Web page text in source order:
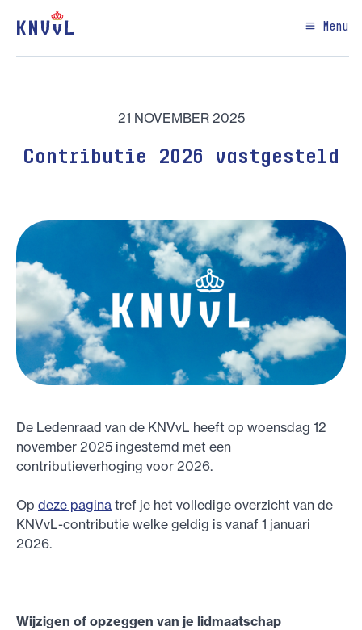
Menu
21 NOVEMBER 2025
Contributie 2026 vastgesteld
De Ledenraad van de KNVvL heeft op woensdag 12
november 2025 ingestemd met een
contributieverhoging voor 2026.
Op deze pagina tref je het volledige overzicht van de
KNVvL-contributie welke geldig is vanaf 1 januari
2026.
Wijzigen of opzeggen van je lidmaatschap